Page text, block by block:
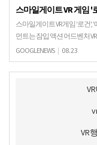
스마일게이트 VR 게임 '
스마일게이트 VR 게임 '로건
먼트는 잠입 액션 어드벤처
가 언리얼 …
GOOGLENEWS | 08.23
VR